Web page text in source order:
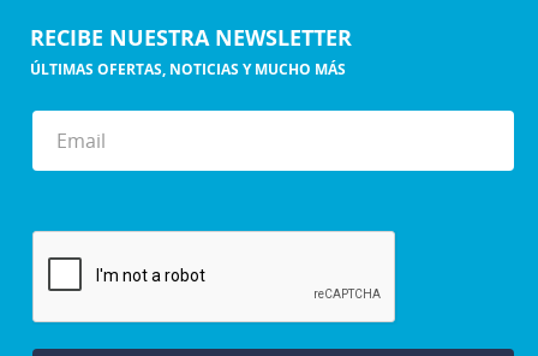
RECIBE NUESTRA NEWSLETTER
ÚLTIMAS OFERTAS, NOTICIAS Y MUCHO MÁS